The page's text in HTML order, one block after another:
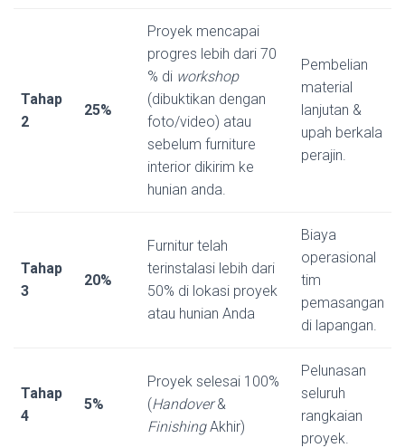
Tahap
2
25%
Proyek mencapai
progres lebih dari 70
% di workshop
(dibuktikan dengan
foto/video) atau
sebelum furniture
interior dikirim ke
hunian anda.
Pembelian
material
lanjutan &
upah berkala
perajin.
Tahap
3
20%
Furnitur telah
terinstalasi lebih dari
50% di lokasi proyek
atau hunian Anda
Biaya
operasional
tim
pemasangan
di lapangan.
Tahap
4
5%
Proyek selesai 100%
(Handover&
FinishingAkhir)
Pelunasan
seluruh
rangkaian
proyek.